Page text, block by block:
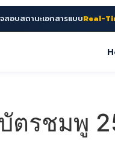
สอบสถานะเอกสารแบบReal-
ตรชมพู